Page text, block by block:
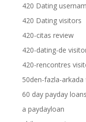
420 Dating
420 Dating visitors
420-citas review
420-dating-de
420-rencontres
50den-fazla-
60 day payday loans
a paydayloan